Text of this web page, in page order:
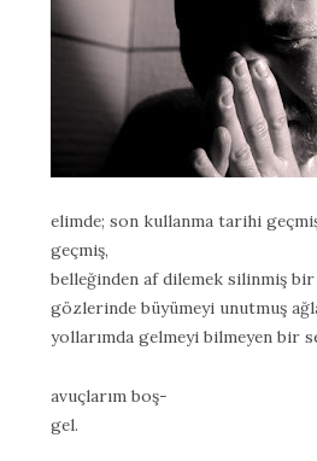
elimde; son kullanma tarihi
geçmiş,
belleğinden af dilemek silinmiş bir
gözlerinde büyümeyi unutmuş
yollarımda gelmeyi bilmeyen bir
avuçlarım boş-
gel.